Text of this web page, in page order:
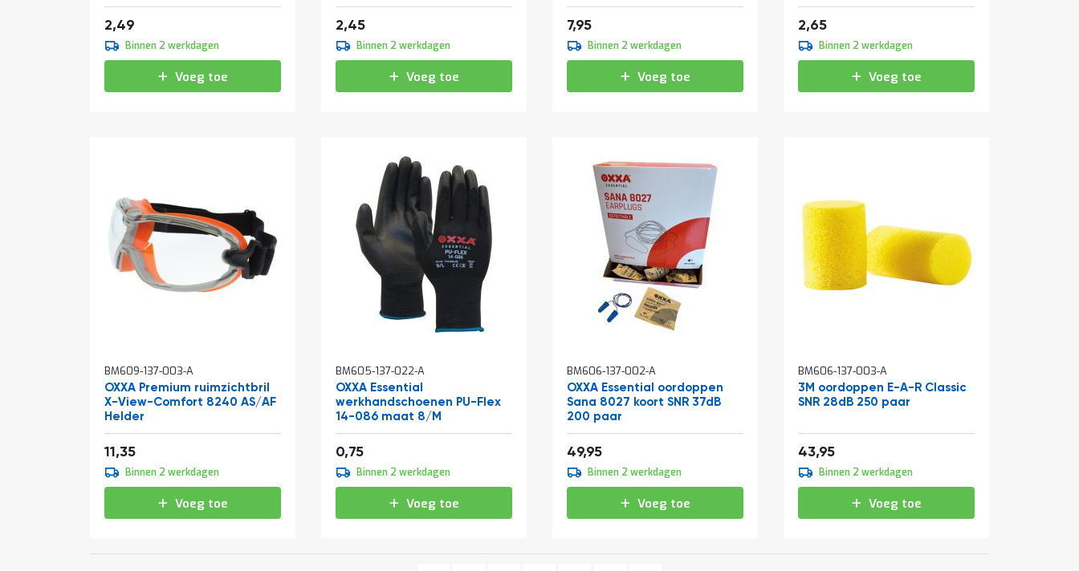
2,49
Binnen 2 werkdagen
Voeg toe
2,45
Binnen 2 werkdagen
Voeg toe
7,95
Binnen 2 werkdagen
Voeg toe
2,65
Binnen 2 werkdagen
Voeg toe
BM609-137-003-A
OXXA Premium ruimzichtbril
X-View-Comfort 8240 AS/AF
Helder
11,35
Binnen 2 werkdagen
Voeg toe
BM605-137-022-A
OXXA Essential
werkhandschoenen PU-Flex
14-086 maat 8/M
0,75
Binnen 2 werkdagen
Voeg toe
BM606-137-002-A
OXXA Essential oordoppen
Sana 8027 koort SNR 37dB
200 paar
49,95
Binnen 2 werkdagen
Voeg toe
BM606-137-003-A
3M oordoppen E-A-R Classic
SNR 28dB 250 paar
43,95
Binnen 2 werkdagen
Voeg toe